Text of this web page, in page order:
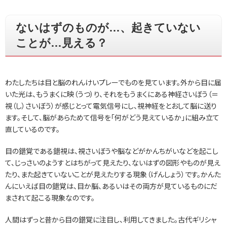
ないはずのものが…、起きていない
ことが…見える？
わたしたちは目と脳のれんけいプレーでものを見ています。外から目に届
いた光は、もうまくに映（うつ）り、それをもうまくにある神経さいぼう（＝
視（し）さいぼう）が感じとって電気信号にし、視神経をとおして脳に送り
ます。そして、脳があらためて信号を「何がどう見えているか」に組み立て
直しているのです。
目の錯覚である錯視は、視さいぼうや脳などがかんちがいなどを起こし
て、じっさいのようすとはちがって見えたり、ないはずの図形やものが見え
たり、また起きていないことが見えたりする現象（げんしょう）です。かんた
んにいえば目の錯覚は、目か脳、あるいはその両方が見ているものにだ
まされて起こる現象なのです。
人間はずっと昔から目の錯覚に注目し、利用してきました。古代ギリシャ